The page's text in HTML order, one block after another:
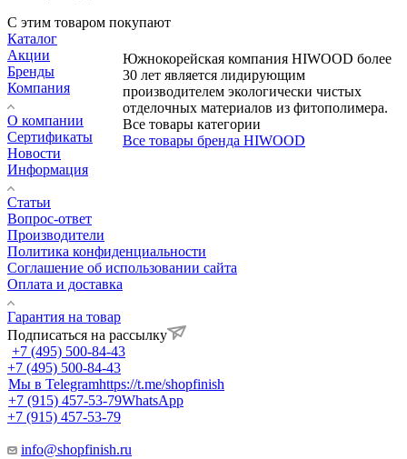
С этим товаром покупают
Южнокорейская компания HIWOOD более
30 лет является лидирующим
производителем экологически чистых
отделочных материалов из фитополимера.
Все товары категории
Все товары бренда HIWOOD
Каталог
Акции
Бренды
Компания
О компании
Сертификаты
Новости
Информация
Статьи
Вопрос-ответ
Производители
Политика конфиденциальности
Соглашение об использовании сайта
Оплата и доставка
Гарантия на товар
Подписаться на рассылку
+7 (495) 500-84-43
+7 (495) 500-84-43
Мы в Telegramhttps://t.me/shopfinish
+7 (915) 457-53-79WhatsApp
+7 (915) 457-53-79
info@shopfinish.ru